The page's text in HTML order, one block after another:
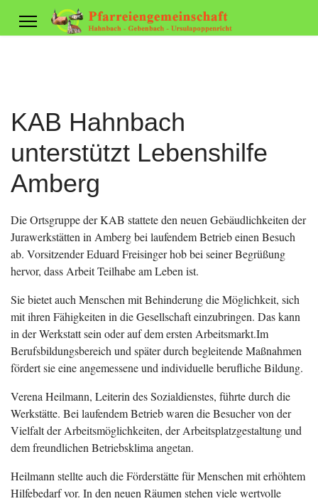
KAB Hahnbach
unterstützt Lebenshilfe
Amberg
Die Ortsgruppe der KAB stattete den neuen Gebäudlichkeiten der
Jurawerkstätten in Amberg bei laufendem Betrieb einen Besuch
ab. Vorsitzender Eduard Freisinger hob bei seiner Begrüßung
hervor, dass Arbeit Teilhabe am Leben ist.
Sie bietet auch Menschen mit Behinderung die Möglichkeit, sich
mit ihren Fähigkeiten in die Gesellschaft einzubringen. Das kann
in der Werkstatt sein oder auf dem ersten Arbeitsmarkt.Im
Berufsbildungsbereich und später durch begleitende Maßnahmen
fördert sie eine angemessene und individuelle berufliche Bildung.
Verena Heilmann, Leiterin des Sozialdienstes, führte durch die
Werkstätte. Bei laufendem Betrieb waren die Besucher von der
Vielfalt der Arbeitsmöglichkeiten, der Arbeitsplatzgestaltung und
dem freundlichen Betriebsklima angetan.
Heilmann stellte auch die Förderstätte für Menschen mit erhöhtem
Hilfebedarf vor. In den neuen Räumen stehen viele wertvolle